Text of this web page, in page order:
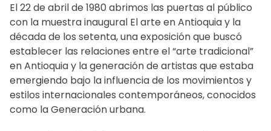
El 22 de abril de 1980 abrimos las puertas al público
con la muestra inaugural El arte en Antioquia y la
década de los setenta, una exposición que buscó
establecer las relaciones entre el “arte tradicional”
en Antioquia y la generación de artistas que estaba
emergiendo bajo la influencia de los movimientos y
estilos internacionales contemporáneos, conocidos
como la Generación urbana.